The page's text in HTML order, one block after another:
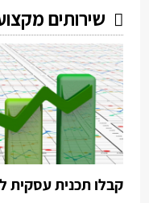
שירותים
קבלו תכנית עסקית